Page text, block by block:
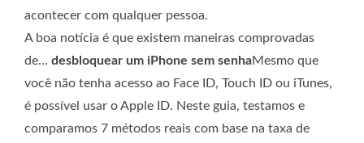
acontecer com qualquer pessoa.
A boa notícia é que existem maneiras comprovadas
de... desbloquear um iPhone sem senhaMesmo que
você não tenha acesso ao Face ID, Touch ID ou iTunes,
é possível usar o Apple ID. Neste guia, testamos e
comparamos 7 métodos reais com base na taxa de